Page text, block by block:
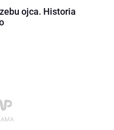
ojca. Historia